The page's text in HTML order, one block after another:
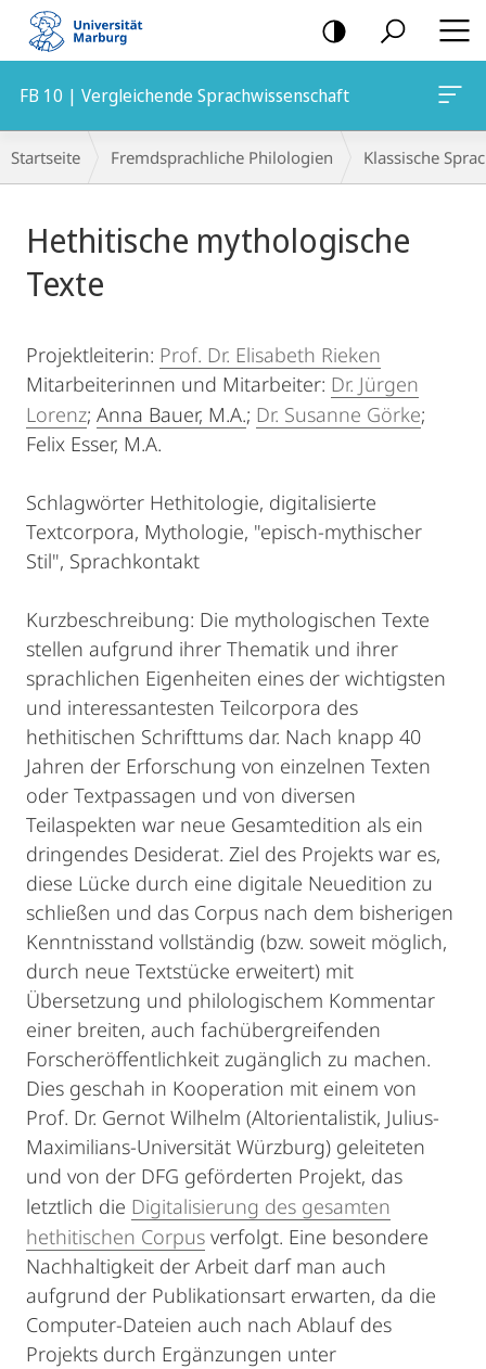
Mobile-
Navigation
FB 10 | Vergleichende Sprachwissenschaft
Breadcrumb-
Navigation
Startseite Fremdsprachliche Philologien Klassische
Hethitische mythologische
Texte
Projektleiterin: Prof. Dr. Elisabeth Rieken
Mitarbeiterinnen und Mitarbeiter: Dr. Jürgen
Lorenz; Anna Bauer, M.A.; Dr. Susanne Görke;
Felix Esser, M.A.
Schlagwörter Hethitologie, digitalisierte
Textcorpora, Mythologie, "episch-mythischer
Stil", Sprachkontakt
Kurzbeschreibung: Die mythologischen Texte
stellen aufgrund ihrer Thematik und ihrer
sprachlichen Eigenheiten eines der wichtigsten
und interessantesten Teilcorpora des
hethitischen Schrifttums dar. Nach knapp 40
Jahren der Erforschung von einzelnen Texten
oder Textpassagen und von diversen
Teilaspekten war neue Gesamtedition als ein
dringendes Desiderat. Ziel des Projekts war es,
diese Lücke durch eine digitale Neuedition zu
schließen und das Corpus nach dem bisherigen
Kenntnisstand vollständig (bzw. soweit möglich,
durch neue Textstücke erweitert) mit
Übersetzung und philologischem Kommentar
einer breiten, auch fachübergreifenden
Forscheröffentlichkeit zugänglich zu machen.
Dies geschah in Kooperation mit einem von
Prof. Dr. Gernot Wilhelm (Altorientalistik, Julius-
Maximilians-Universität Würzburg) geleiteten
und von der DFG geförderten Projekt, das
letztlich die Digitalisierung des gesamten
hethitischen Corpus verfolgt. Eine besondere
Nachhaltigkeit der Arbeit darf man auch
aufgrund der Publikationsart erwarten, da die
Computer-Dateien auch nach Ablauf des
Projekts durch Ergänzungen unter